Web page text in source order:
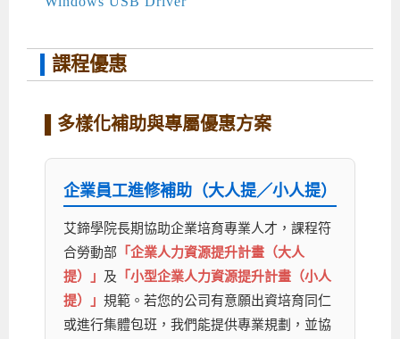
課程優惠
▌多樣化補助與專屬優惠方案
企業員工進修補助（大人提／小人提）
艾鍗學院長期協助企業培育專業人才，課程符
合勞動部 「企業人力資源提升計畫（大人
提）」 及 「小型企業人力資源提升計畫（小人
提）」 規範。若您的公司有意願出資培育同仁
或進行集體包班，我們能提供專業規劃，並協